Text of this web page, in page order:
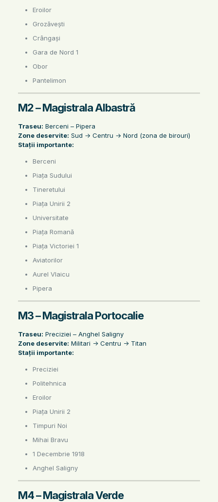
Eroilor
Grozăvești
Crângași
Gara de Nord 1
Obor
Pantelimon
M2 – Magistrala Albastră
Traseu: Berceni – Pipera
Zone deservite: Sud → Centru → Nord (zona de birouri)
Stații importante:
Berceni
Piața Sudului
Tineretului
Piața Unirii 2
Universitate
Piața Romană
Piața Victoriei 1
Aviatorilor
Aurel Vlaicu
Pipera
M3 – Magistrala Portocalie
Traseu: Preciziei – Anghel Saligny
Zone deservite: Militari -> Centru -> Titan
Stații importante:
Preciziei
Politehnica
Eroilor
Piața Unirii 2
Timpuri Noi
Mihai Bravu
1 Decembrie 1918
Anghel Saligny
M4 – Magistrala Verde